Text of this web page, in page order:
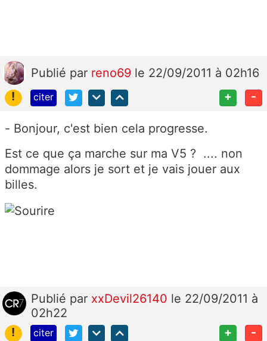
Publié par reno69 le 22/09/2011 à 02h16
!
citer + -
- Bonjour, c'est bien cela progresse.
Est ce que ça marche sur ma V5 ? .... non
dommage alors je sort et je vais jouer aux
billes.
Publié par xxDevil26140 le 22/09/2011 à
02h22
!
citer + -